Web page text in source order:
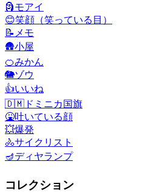
🗿モアイ
😊笑顔（笑っている目）
📝 メモ
🛖小屋
🍊みかん
🐘ゾウ
👍いいね
🇩🇲 ドミニカ国旗
🤮吐いている顔
💥爆発
🚴サイクリスト
🪔ディヤランプ
コレクション